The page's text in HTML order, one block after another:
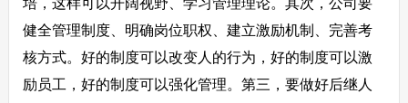
培，这样可以开阔视野、学习管理理论。其次，公司要
健全管理制度、明确岗位职权、建立激励机制、完善考
核方式。好的制度可以改变人的行为，好的制度可以激
励员工，好的制度可以强化管理。第三，要做好后继人